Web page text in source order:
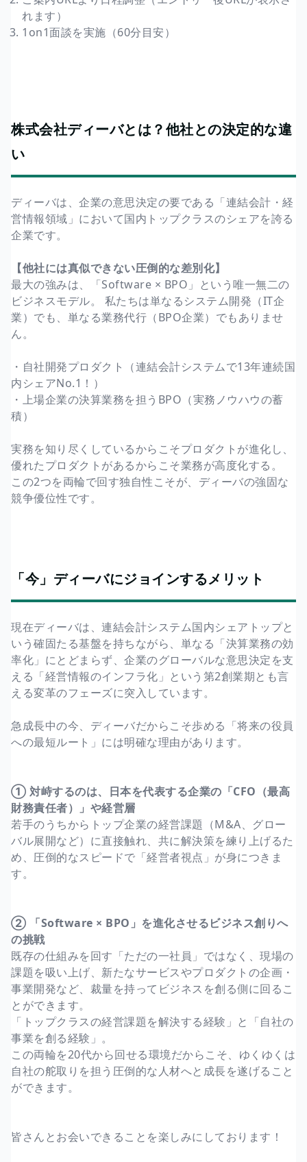
れます）
1on1面談を実施（60分目安）
株式会社ディーバとは？他社との決定的な違
い
ディーバは、企業の意思決定の要である「連結会計・経
営情報領域」において国内トップクラスのシェアを誇る
企業です。
【他社には真似できない圧倒的な差別化】
最大の強みは、「Software × BPO」という唯一無二の
ビジネスモデル。 私たちは単なるシステム開発（IT企
業）でも、単なる業務代行（BPO企業）でもありませ
ん。
・自社開発プロダクト（連結会計システムで13年連続国
内シェアNo.1！）
・上場企業の決算業務を担うBPO（実務ノウハウの蓄
積）
実務を知り尽くしているからこそプロダクトが進化し、
優れたプロダクトがあるからこそ業務が高度化する。
この2つを両輪で回す独自性こそが、ディーバの強固な
競争優位性です。
「今」ディーバにジョインするメリット
現在ディーバは、連結会計システム国内シェアトップと
いう確固たる基盤を持ちながら、単なる「決算業務の効
率化」にとどまらず、企業のグローバルな意思決定を支
える「経営情報のインフラ化」という第2創業期とも言
える変革のフェーズに突入しています。
急成長中の今、ディーバだからこそ歩める「将来の役員
への最短ルート」には明確な理由があります。
① 対峙するのは、日本を代表する企業の「CFO（最高
財務責任者）」や経営層
若手のうちからトップ企業の経営課題（M&A、グロー
バル展開など）に直接触れ、共に解決策を練り上げるた
め、圧倒的なスピードで「経営者視点」が身につきま
す。
② 「Software × BPO」を進化させるビジネス創りへ
の挑戦
既存の仕組みを回す「ただの一社員」ではなく、現場の
課題を吸い上げ、新たなサービスやプロダクトの企画・
事業開発など、裁量を持ってビジネスを創る側に回るこ
とができます。
「トップクラスの経営課題を解決する経験」と「自社の
事業を創る経験」。
この両輪を20代から回せる環境だからこそ、ゆくゆくは
自社の舵取りを担う圧倒的な人材へと成長を遂げること
ができます。
皆さんとお会いできることを楽しみにしております！